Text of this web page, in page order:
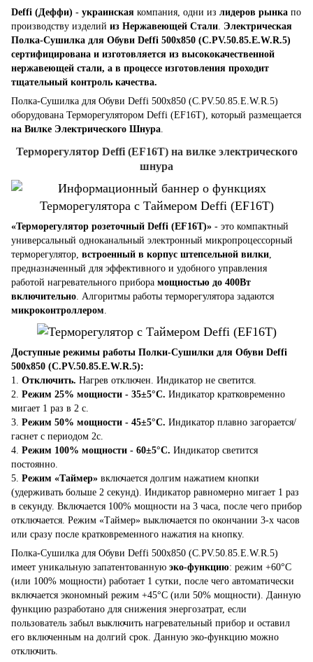
Deffi (Деффи) - украинская компания, одни из лидеров рынка по
производству изделий из Нержавеющей Стали. Электрическая
Полка-Сушилка для Обуви Deffi 500x850 (C.PV.50.85.E.W.R.5)
сертифицирована и изготовляется из высококачественной
нержавеющей стали, а в процессе изготовления проходит
тщательный контроль качества.
Полка-Сушилка для Обуви Deffi 500x850 (C.PV.50.85.E.W.R.5)
оборудована Терморегулятором Deffi (EF16T), который размещается
на Вилке Электрического Шнура.
Терморегулятор Deffi (EF16T) на вилке электрического
шнура
«Терморегулятор розеточный Deffi (EF16T)» - это компактный
универсальный одноканальный электронный микропроцессорный
терморегулятор, встроенный в корпус штепсельной вилки
предназначенный для эффективного и удобного управления
работой нагревательного прибора мощностью до 400Вт
включительно . Алгоритмы работы терморегулятора задаются
микроконтроллером
Доступные режимы работы Полки-Сушилки для Обуви Deffi
500x850 (C.PV.50.85.E.W.R.5):
1. Отключить. Нагрев отключен. Индикатор не светится.
2. Режим 25% мощности - 35±5°C. Индикатор кратковременно
мигает 1 раз в 2 с.
3. Режим 50% мощности - 45±5°C. Индикатор плавно загорается/
гаснет с периодом 2с.
4. Режим 100% мощности - 60±5°C. Индикатор светится
постоянно.
5. Режим «Таймер» включается долгим нажатием кнопки
(удерживать больше 2 секунд). Индикатор равномерно мигает 1 раз
в секунду. Включается 100% мощности на 3 часа, после чего прибор
отключается. Режим «Таймер» выключается по окончании 3-х часов
или сразу после кратковременного нажатия на кнопку.
Полка-Сушилка для Обуви Deffi 500x850 (C.PV.50.85.E.W.R.5)
имеет уникальную запатентованную эко-функцию: режим +60°C
(или 100% мощности) работает 1 сутки, после чего автоматически
включается экономный режим +45°C (или 50% мощности). Данную
функцию разработано для снижения энергозатрат, если
пользователь забыл выключить нагревательный прибор и оставил
его включенным на долгий срок. Данную эко-функцию можно
отключить.